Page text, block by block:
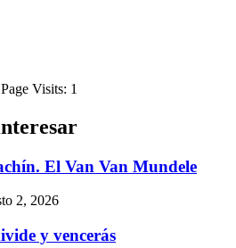
Visits: 1
El Van Van Mundele
2, 2026
y vencerás